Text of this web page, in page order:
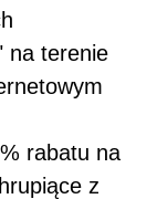
na terenie
rabatu na
z